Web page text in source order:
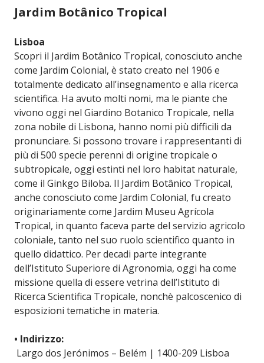
Jardim Botânico Tropical
Lisboa
Scopri il Jardim Botânico Tropical, conosciuto anche
come Jardim Colonial, è stato creato nel 1906 e
totalmente dedicato all’insegnamento e alla ricerca
scientifica. Ha avuto molti nomi, ma le piante che
vivono oggi nel Giardino Botanico Tropicale, nella
zona nobile di Lisbona, hanno nomi più difficili da
pronunciare. Si possono trovare i rappresentanti di
più di 500 specie perenni di origine tropicale o
subtropicale, oggi estinti nel loro habitat naturale,
come il Ginkgo Biloba. Il Jardim Botânico Tropical,
anche conosciuto come Jardim Colonial, fu creato
originariamente come Jardim Museu Agrícola
Tropical, in quanto faceva parte del servizio agricolo
coloniale, tanto nel suo ruolo scientifico quanto in
quello didattico. Per decadi parte integrante
dell’Istituto Superiore di Agronomia, oggi ha come
missione quella di essere vetrina dell’Istituto di
Ricerca Scientifica Tropicale, nonchè palcoscenico di
esposizioni tematiche in materia.
• Indirizzo:
Largo dos Jerónimos – Belém | 1400-209 Lisboa